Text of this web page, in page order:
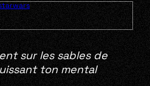
sur les sables de
ton mental